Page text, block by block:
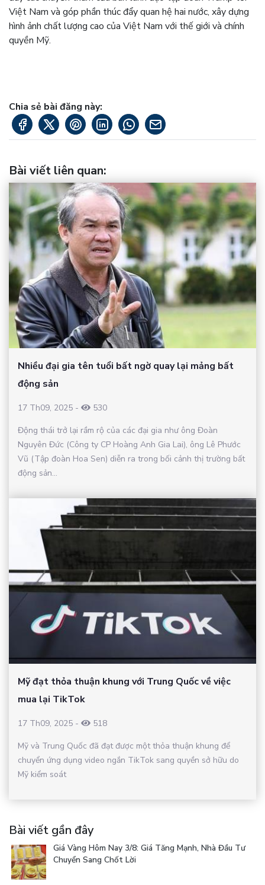
Việt Nam và góp phần thúc đẩy quan hệ hai nước, xây dựng
hình ảnh chất lượng cao của Việt Nam với thế giới và chính
quyền Mỹ.
Chia sẻ bài đăng này:
Bài viết liên quan:
Nhiều đại gia tên tuổi bất ngờ quay lại mảng bất
động sản
17 Th09, 2025 -
530
Động thái trở lại rầm rộ của các đại gia như ông Đoàn
Nguyên Đức (Công ty CP Hoàng Anh Gia Lai), ông Lê Phước
Vũ (Tập đoàn Hoa Sen) diễn ra trong bối cảnh thị trường bất
động sản...
Mỹ đạt thỏa thuận khung với Trung Quốc về việc
mua lại TikTok
17 Th09, 2025 -
518
Mỹ và Trung Quốc đã đạt được một thỏa thuận khung để
chuyển ứng dụng video ngắn TikTok sang quyền sở hữu do
Mỹ kiểm soát
Bài viết gần đây
Giá Vàng Hôm Nay 3/8: Giá Tăng Mạnh, Nhà Đầu Tư
Chuyển Sang Chốt Lời